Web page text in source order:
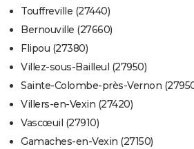
Touffreville (27440)
Bernouville (27660)
Flipou (27380)
Villez-sous-Bailleul (27950)
Sainte-Colombe-près-Vernon
Villers-en-Vexin (27420)
Vascœuil (27910)
Gamaches-en-Vexin (27150)